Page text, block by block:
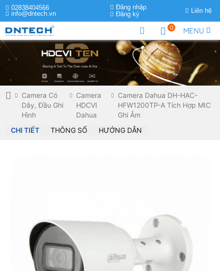
02838404566
info@dntech.vn
Đăng nhập
Đăng ký
Liên hệ
MENU
0
Camera Có
Dây, Đầu Ghi
Hình
Camera
HDCVI
Dahua
Camera Dahua DH-HAC-
HFW1200TP-A Tích Hợp MIC
Ghi Âm
CHI TIẾT
THÔNG SỐ HƯỚNG DẪN